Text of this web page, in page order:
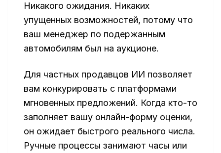
Никакого ожидания. Никаких
упущенных возможностей, потому что
ваш менеджер по подержанным
автомобилям был на аукционе.
Для частных продавцов ИИ позволяет
вам конкурировать с платформами
мгновенных предложений. Когда кто-то
заполняет вашу онлайн-форму оценки,
он ожидает быстрого реального числа.
Ручные процессы занимают часы или